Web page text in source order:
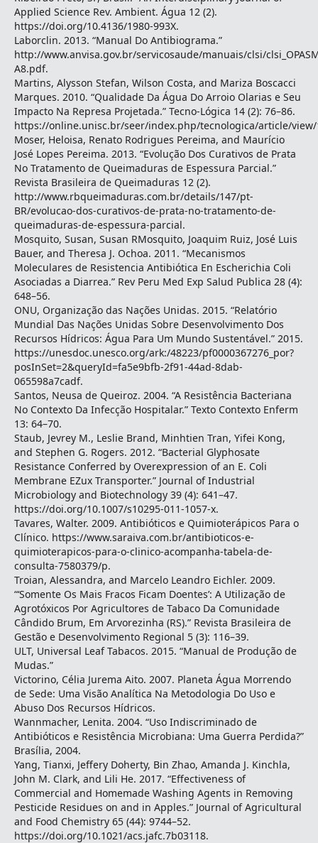
Applied Science Rev. Ambient. Água 12 (2).
https://doi.org/10.4136/1980-993X.
Laborclin. 2013. “Manual Do Antibiograma.”
http://www.anvisa.gov.br/servicosaude/manuais/clsi/
A8.pdf.
Martins, Alysson Stefan, Wilson Costa, and Mariza Boscacci
Marques. 2010. “Qualidade Da Água Do Arroio Olarias e Seu
Impacto Na Represa Projetada.” Tecno-Lógica 14 (2): 76–86.
https://online.unisc.br/seer/index.php/tecnologica/article/view/
Moser, Heloisa, Renato Rodrigues Pereima, and Maurício
José Lopes Pereima. 2013. “Evolução Dos Curativos de Prata
No Tratamento de Queimaduras de Espessura Parcial.”
Revista Brasileira de Queimaduras 12 (2).
http://www.rbqueimaduras.com.br/details/147/pt-
BR/evolucao-dos-curativos-de-prata-no-tratamento-de-
queimaduras-de-espessura-parcial.
Mosquito, Susan, Susan RMosquito, Joaquim Ruiz, José Luis
Bauer, and Theresa J. Ochoa. 2011. “Mecanismos
Moleculares de Resistencia Antibiótica En Escherichia Coli
Asociadas a Diarrea.” Rev Peru Med Exp Salud Publica 28 (4):
648–56.
ONU, Organização das Nações Unidas. 2015. “Relatório
Mundial Das Nações Unidas Sobre Desenvolvimento Dos
Recursos Hídricos: Água Para Um Mundo Sustentável.” 2015.
https://unesdoc.unesco.org/ark:/48223/pf0000367276_por?
posInSet=2&queryId=fa5e9bfb-2f91-44ad-8dab-
065598a7cadf.
Santos, Neusa de Queiroz. 2004. “A Resistência Bacteriana
No Contexto Da Infecção Hospitalar.” Texto Contexto Enferm
13: 64–70.
Staub, Jevrey M., Leslie Brand, Minhtien Tran, Yifei Kong,
and Stephen G. Rogers. 2012. “Bacterial Glyphosate
Resistance Conferred by Overexpression of an E. Coli
Membrane EZux Transporter.” Journal of Industrial
Microbiology and Biotechnology 39 (4): 641–47.
https://doi.org/10.1007/s10295-011-1057-x.
Tavares, Walter. 2009. Antibióticos e Quimioterápicos Para o
Clínico. https://www.saraiva.com.br/antibioticos-e-
quimioterapicos-para-o-clinico-acompanha-tabela-de-
consulta-7580379/p.
Troian, Alessandra, and Marcelo Leandro Eichler. 2009.
“‘Somente Os Mais Fracos Ficam Doentes’: A Utilização de
Agrotóxicos Por Agricultores de Tabaco Da Comunidade
Cândido Brum, Em Arvorezinha (RS).” Revista Brasileira de
Gestão e Desenvolvimento Regional 5 (3): 116–39.
ULT, Universal Leaf Tabacos. 2015. “Manual de Produção de
Mudas.”
Victorino, Célia Jurema Aito. 2007. Planeta Água Morrendo
de Sede: Uma Visão Analítica Na Metodologia Do Uso e
Abuso Dos Recursos Hídricos.
Wannmacher, Lenita. 2004. “Uso Indiscriminado de
Antibióticos e Resistência Microbiana: Uma Guerra Perdida?”
Brasília, 2004.
Yang, Tianxi, Jeffery Doherty, Bin Zhao, Amanda J. Kinchla,
John M. Clark, and Lili He. 2017. “Effectiveness of
Commercial and Homemade Washing Agents in Removing
Pesticide Residues on and in Apples.” Journal of Agricultural
and Food Chemistry 65 (44): 9744–52.
https://doi.org/10.1021/acs.jafc.7b03118.